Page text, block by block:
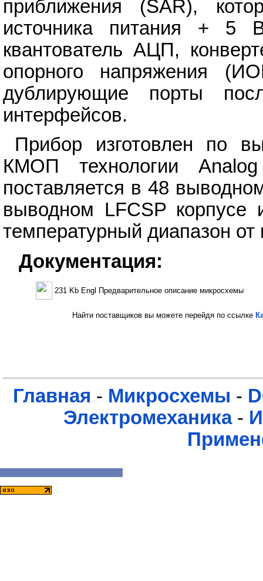
приближения (SAR),
источника питания + 5
квантователь АЦП,
опорного напряжения
дублирующие порты
интерфейсов.
Прибор изготовлен по
КМОП технологии
поставляется в 48
выводном LFCSP корпусе
температурный диапазон
Документация:
231 Kb Engl Предварительное описание микросхемы
Найти поставщиков вы можете перейдя по ссылке
Главная - Микросхемы -
Электромеханика-